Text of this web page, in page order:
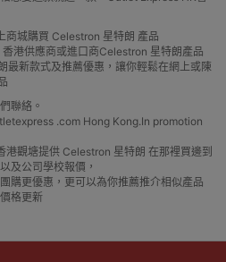
商城購買 Celestron 星特朗 產品
港供應商或進口商Celestron 星特朗產品
最新款式及推薦優惠，讓你輕鬆在網上或陳
聯絡。
.com Hong Kong.In promotion
觀塘提供 Celestron 星特朗 在那裡買邊到
及公司學校報價，
購更優惠，更可以為你推薦推介相似產品
格更新